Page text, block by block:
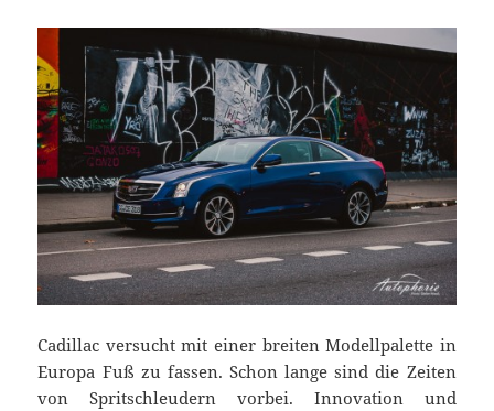
Cadillac versucht mit einer breiten Modellpalette in
Europa Fuß zu fassen. Schon lange sind die Zeiten
von Spritschleudern vorbei. Innovation und